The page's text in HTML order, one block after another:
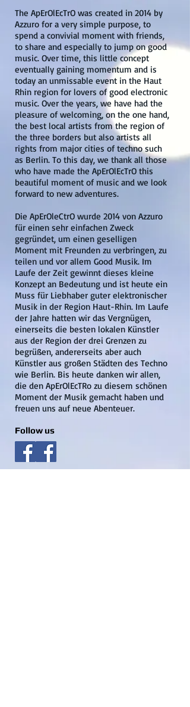
The ApErOlEcTrO was created in 2014 by
Azzuro for a very simple purpose, to
spend a convivial moment with friends,
to share and especially to jump on good
music. Over time, this little concept
eventually gaining momentum and is
today an unmissable event in the Haut
Rhin region for lovers of good electronic
music. Over the years, we have had the
pleasure of welcoming, on the one hand,
the best local artists from the region of
the three borders but also artists all
rights from major cities of techno such
as Berlin. To this day, we thank all those
who have made the ApErOlEcTrO this
beautiful moment of music and we look
forward to new adventures.
Die ApErOleCtrO wurde 2014 von Azzuro
für einen sehr einfachen Zweck
gegründet, um einen geselligen
Moment mit Freunden zu verbringen, zu
teilen und vor allem Good Musik. Im
Laufe der Zeit gewinnt dieses kleine
Konzept an Bedeutung und ist heute ein
Muss für Liebhaber guter elektronischer
Musik in der Region Haut-Rhin. Im Laufe
der Jahre hatten wir das Vergnügen,
einerseits die besten lokalen Künstler
aus der Region der drei Grenzen zu
begrüßen, andererseits aber auch
Künstler aus großen Städten des Techno
wie Berlin. Bis heute danken wir allen,
die den ApErOlEcTRo zu diesem schönen
Moment der Musik gemacht haben und
freuen uns auf neue Abenteuer.
Follow us